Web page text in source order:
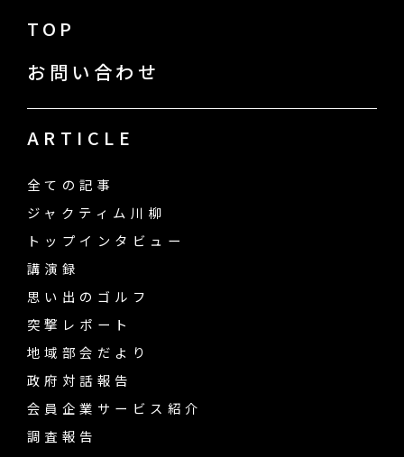
TOP
お問い合わせ
ARTICLE
全ての記事
ジャクティム川柳
トップインタビュー
講演録
思い出のゴルフ
突撃レポート
地域部会だより
政府対話報告
会員企業サービス紹介
調査報告